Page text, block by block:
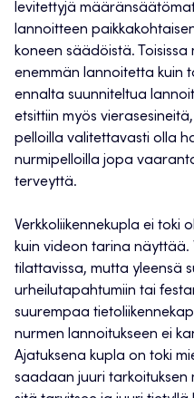
levitettyjä
lannoitteen
koneen säädöistä. Toisissa
enemmän lannoitetta kuin
ennalta suunniteltua
etsittiin myös
pelloilla valitettavasti olla
nurmipelloilla jopa
terveyttä.
Verkkoliikennekupla ei toki
kuin videon tarina näyttää.
tilattavissa, mutta yleensä
urheilutapahtumiin tai
suurempaa
nurmen lannoitukseen ei
Ajatuksena kupla on toki
saadaan juuri tarkoituksen